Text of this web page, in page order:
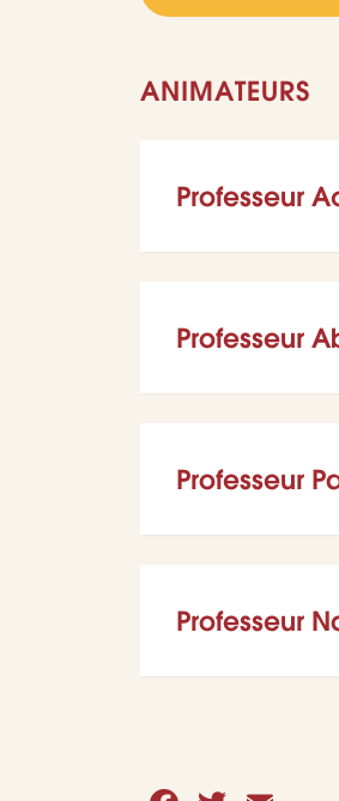
ANIMATEURS
Professeur
Professeur
Professeur
Professeur